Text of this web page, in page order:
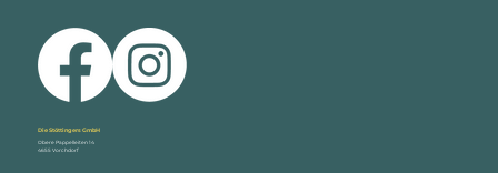
Die Stöttingers GmbH
Obere Pappelleiten 14
4655 Vorchdorf